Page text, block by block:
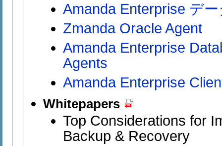
Amanda Enterprise デ
Zmanda Oracle Agent
Amanda Enterprise
Agents
Amanda Enterprise
Whitepapers
Top Considerations for
Backup & Recovery